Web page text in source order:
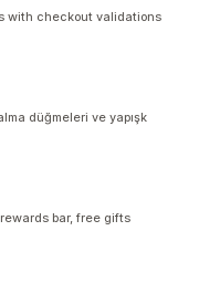
with checkout validations
düğmeleri ve yapışk
bar, free gifts